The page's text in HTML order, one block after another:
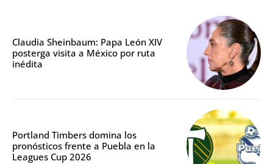
Claudia Sheinbaum: Papa León XIV
posterga visita a México por ruta
inédita
Portland Timbers domina los
pronósticos frente a Puebla en la
Leagues Cup 2026